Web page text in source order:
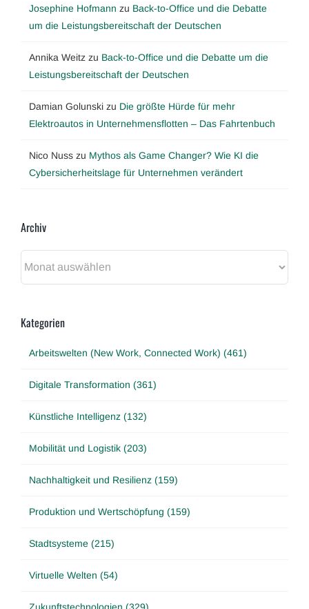
Josephine Hofmann zu Back-to-Office und die Debatte
um die Leistungsbereitschaft der Deutschen
Annika Weitz zu Back-to-Office und die Debatte um die
Leistungsbereitschaft der Deutschen
Damian Golunski zu Die größte Hürde für mehr
Elektroautos in Unternehmensflotten – Das Fahrtenbuch
Nico Nuss zu Mythos als Game Changer? Wie KI die
Cybersicherheitslage für Unternehmen verändert
Archiv
Kategorien
Arbeitswelten (New Work, Connected Work) (461)
Digitale Transformation (361)
Künstliche Intelligenz (132)
Mobilität und Logistik (203)
Nachhaltigkeit und Resilienz (159)
Produktion und Wertschöpfung (159)
Stadtsysteme (215)
Virtuelle Welten (54)
Zukunftstechnologien (329)